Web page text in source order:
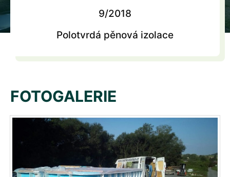
9/2018
Polotvrdá pěnová izolace
FOTOGALERIE